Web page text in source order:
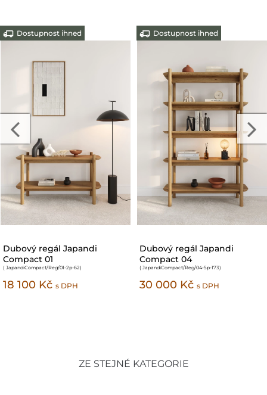
Dostupnost ihned
-10%
Regál dubový Malaga 01
( Malaga/wR/01)
33 800 Kč 30 420 Kč
Dostupnost ihned
Dubový regál Japandi
Compact 27
( JapandiCompact/Reg/27-1d3s-136/147
56 900 Kč s DPH
ZE STEJNÉ KATEGORIE